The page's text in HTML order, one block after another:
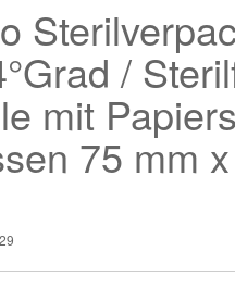
/
mit
75 mm